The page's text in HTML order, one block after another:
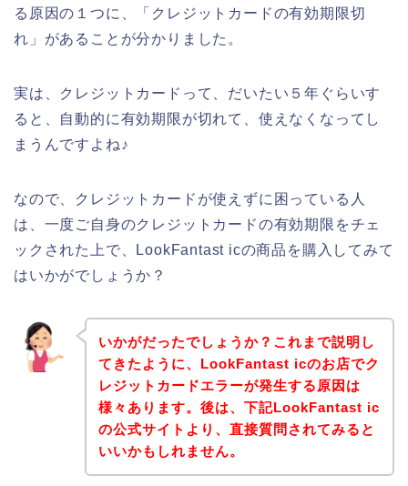
る原因の１つに、「クレジットカードの有効期限切
れ」があることが分かりました。
実は、クレジットカードって、だいたい５年ぐらいす
ると、自動的に有効期限が切れて、使えなくなってし
まうんですよね♪
なので、クレジットカードが使えずに困っている人
は、一度ご自身のクレジットカードの有効期限をチェ
ックされた上で、LookFantast icの商品を購入してみて
はいかがでしょうか？
いかがだったでしょうか？これまで説明し
てきたように、LookFantast icのお店でク
レジットカードエラーが発生する原因は
様々あります。後は、下記LookFantast ic
の公式サイトより、直接質問されてみると
いいかもしれません。